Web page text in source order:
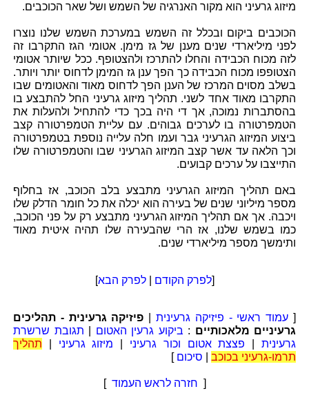
מיזוג גרעיני הוא מקור האנרגיה של השמש ושל שאר הכוכבים.
הכוכבים ביקום ובכלל זה השמש במערכת השמש שלנו נוצרו
לפני מיליארדי שנים מענן של גז מימן. אטומי הגז התקרבו זה
לזה מכוח הכבידה והחלו להתרכז ולהצטופף. ככל שיותר אטומי
הצטופפו מכוח הכבידה כך הפך ענן גז המימן לדחוס יותר ויותר.
בשלב מסוים המרכז של הענן הפך לדחוס מאוד והאטומים שבו
התקרבו מאוד אחד לשני. תהליך מיזוג גרעיני החל להתבצע בו
בהסתברות נמוכה, אך די היה בכך כדי להתחיל ולהעלות את
הטמפרטורה בו לערכים גבוהים. עם עליית הטמפרטורה קצב
ביצוע המיזוג הגרעיני גבר ועמו חלה עלייה נוספת בטמפרטורה
וכך הלאה עד אשר קצב המיזוג הגרעיני שבו והטמפרטורה שלו
התייצבו על ערכים קבועים.
באם תהליך המיזוג הגרעיני מתבצע בלב הכוכב, אז בחלוף
מספר מיליוני שנים של בעירה הוא יכלה את כל חומר הדלק שלו
ויכבה. אך אם תהליך המיזוג הגרעיני מתבצע רק על פני הכוכב,
כמו בשמש שלנו, אז הרי שהבעירה שלו תהיה איטית מאוד
ותימשך מספר מיליארדי שנים.
[לפרק הקודם |לפרק הבא]
[ עמוד ראשי - פיזיקה גרעינית| פיזיקה גרעינית - תהליכים
גרעיניים מלאכותיים : ביקוע גרעין האטום
תגובת שרשרת
גרעינית| פצצת אטום וכור גרעיני מיזוג גרעיני
תהליך
תרמו-גרעיני בכוכב
סיכום ]
[ חזרה לראש העמוד ]